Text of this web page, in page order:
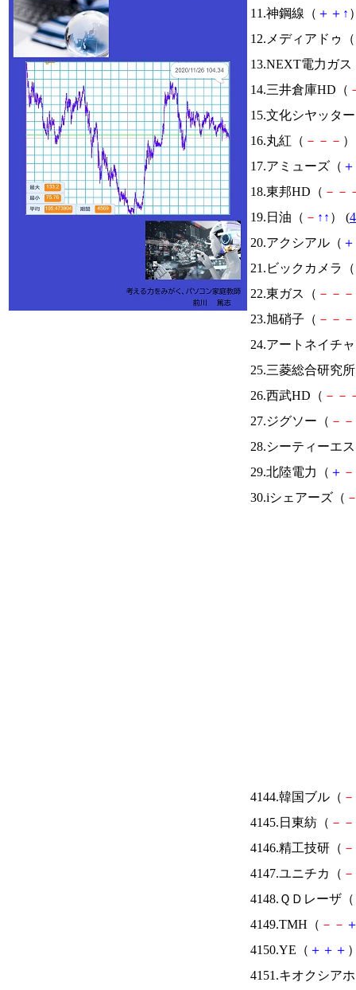
11.神鋼線（ ＋ ＋ ↑
12.メディアドゥ（
13.NEXT電力ガス
14.三井倉庫HD（
15.文化シヤッタ
16.丸紅（ － － －
17.アミューズ（ ＋
18.東邦HD（ － －
19.日油（ － ↑ ↑ ） (
20.アクシアル（ ＋
21.ビックカメラ（
22.東ガス（ － － －
23.旭硝子（ － － －
24.アートネイチ
25.三菱総合研究
26.西武HD（ － －
27.ジグソー（ － －
28.シーティーエ
29.北陸電力（ ＋ －
30.iシェアーズ（
4144.韓国ブル（ －
4145.日東紡（ － －
4146.精工技研（ －
4147.ユニチカ（ －
4148.ＱＤレーザ（
4149.TMH（ － －
4150.YE（ ＋ ＋ ＋
4151.キオクシア